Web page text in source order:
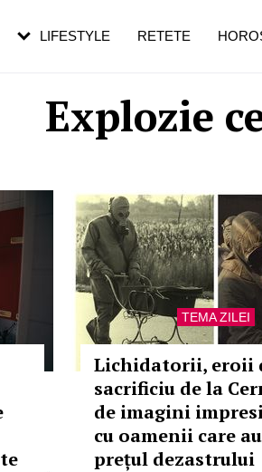
Explozie
TEMA ZILEI
Lichidatorii, eroii
sacrificiu de la
de imagini
cu oamenii care
prețul dezastrului
LIFESTYLE RETETEpe măsură ce